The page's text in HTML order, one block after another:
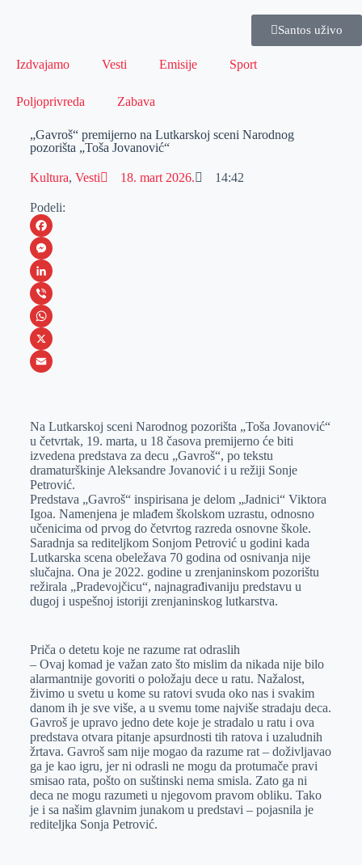
Santos uživo
Izdvajamo Vesti Emisije Sport
Poljoprivreda Zabava
„Gavroš“ premijerno na Lutkarskoj sceni Narodnog
pozorišta „Toša Jovanović“
Kultura, Vesti 18. mart 2026. 14:42
Podeli:
F
a
c
e
b
o
M
e
s
s
e
e
r
L
i
n
k
I
n
V
i
b
W
h
s
A
p
p
X
a
i
l
Na Lutkarskoj sceni Narodnog pozorišta „Toša Jovanović“
u četvrtak, 19. marta, u 18 časova premijerno će biti
izvedena predstava za decu „Gavroš“, po tekstu
dramaturškinje Aleksandre Jovanović i u režiji Sonje
Petrović.
Predstava „Gavroš“ inspirisana je delom „Jadnici“ Viktora
Igoa. Namenjena je mlađem školskom uzrastu, odnosno
učenicima od prvog do četvrtog razreda osnovne škole.
Saradnja sa rediteljkom Sonjom Petrović u godini kada
Lutkarska scena obeležava 70 godina od osnivanja nije
slučajna. Ona je 2022. godine u zrenjaninskom pozorištu
režirala „Pradevojčicu“, najnagrađivaniju predstavu u
dugoj i uspešnoj istoriji zrenjaninskog lutkarstva.
Priča o detetu koje ne razume rat odraslih
– Ovaj komad je važan zato što mislim da nikada nije bilo
alarmantnije govoriti o položaju dece u ratu. Nažalost,
živimo u svetu u kome su ratovi svuda oko nas i svakim
danom ih je sve više, a u svemu tome najviše stradaju deca.
Gavroš je upravo jedno dete koje je stradalo u ratu i ova
predstava otvara pitanje apsurdnosti tih ratova i uzaludnih
žrtava. Gavroš sam nije mogao da razume rat – doživljavao
ga je kao igru, jer ni odrasli ne mogu da protumače pravi
smisao rata, pošto on suštinski nema smisla. Zato ga ni
deca ne mogu razumeti u njegovom pravom obliku. Tako
je i sa našim glavnim junakom u predstavi – pojasnila je
rediteljka Sonja Petrović.